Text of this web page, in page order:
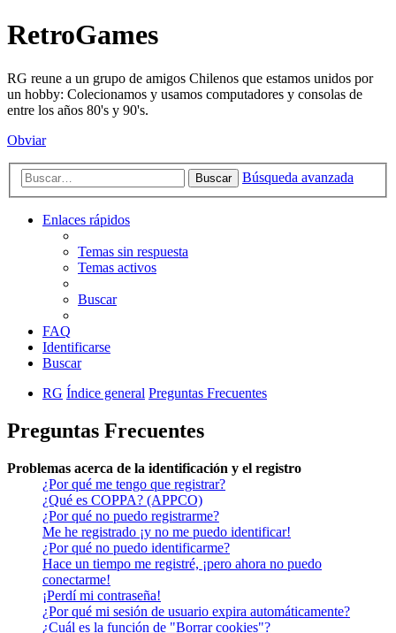
RetroGames
RG reune a un grupo de amigos Chilenos que estamos unidos por
un hobby: Colecionamos y usamos computadores y consolas de
entre los años 80's y 90's.
Obviar
Buscar Búsqueda avanzada
Enlaces rápidos
Temas sin respuesta
Temas activos
Buscar
FAQ
Identificarse
Buscar
RG Índice general Preguntas Frecuentes
Preguntas Frecuentes
Problemas acerca de la identificación y el registro
¿Por qué me tengo que registrar?
¿Qué es COPPA? (APPCO)
¿Por qué no puedo registrarme?
Me he registrado ¡y no me puedo identificar!
¿Por qué no puedo identificarme?
Hace un tiempo me registré, ¡pero ahora no puedo
conectarme!
¡Perdí mi contraseña!
¿Por qué mi sesión de usuario expira automáticamente?
¿Cuál es la función de "Borrar cookies"?